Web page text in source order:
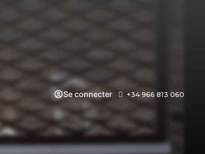
Se connecter +34 966 813 060